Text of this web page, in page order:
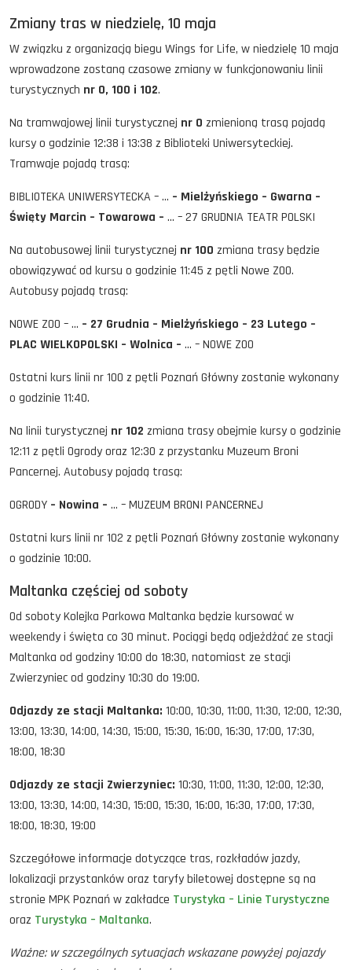
Zmiany tras w niedzielę, 10 maja
W związku z organizacją biegu Wings for Life, w niedzielę 10 maja
wprowadzone zostaną czasowe zmiany w funkcjonowaniu linii
turystycznych nr 0, 100 i 102.
Na tramwajowej linii turystycznej nr 0 zmienioną trasą pojadą
kursy o godzinie 12:38 i 13:38 z Biblioteki Uniwersyteckiej.
Tramwaje pojadą trasą:
BIBLIOTEKA UNIWERSYTECKA – … – Mielżyńskiego – Gwarna –
Święty Marcin – Towarowa – … – 27 GRUDNIA TEATR POLSKI
Na autobusowej linii turystycznej nr 100 zmiana trasy będzie
obowiązywać od kursu o godzinie 11:45 z pętli Nowe ZOO.
Autobusy pojadą trasą:
NOWE ZOO – … – 27 Grudnia – Mielżyńskiego – 23 Lutego –
PLAC WIELKOPOLSKI – Wolnica – … – NOWE ZOO
Ostatni kurs linii nr 100 z pętli Poznań Główny zostanie wykonany
o godzinie 11:40.
Na linii turystycznej nr 102 zmiana trasy obejmie kursy o godzinie
12:11 z pętli Ogrody oraz 12:30 z przystanku Muzeum Broni
Pancernej. Autobusy pojadą trasą:
OGRODY – Nowina – … – MUZEUM BRONI PANCERNEJ
Ostatni kurs linii nr 102 z pętli Poznań Główny zostanie wykonany
o godzinie 10:00.
Maltanka częściej od soboty
Od soboty Kolejka Parkowa Maltanka będzie kursować w
weekendy i święta co 30 minut. Pociągi będą odjeżdżać ze stacji
Maltanka od godziny 10:00 do 18:30, natomiast ze stacji
Zwierzyniec od godziny 10:30 do 19:00.
Odjazdy ze stacji Maltanka: 10:00, 10:30, 11:00, 11:30, 12:00, 12:30,
13:00, 13:30, 14:00, 14:30, 15:00, 15:30, 16:00, 16:30, 17:00, 17:30,
18:00, 18:30
Odjazdy ze stacji Zwierzyniec: 10:30, 11:00, 11:30, 12:00, 12:30,
13:00, 13:30, 14:00, 14:30, 15:00, 15:30, 16:00, 16:30, 17:00, 17:30,
18:00, 18:30, 19:00
Szczegółowe informacje dotyczące tras, rozkładów jazdy,
lokalizacji przystanków oraz taryfy biletowej dostępne są na
stronie MPK Poznań w zakładce Turystyka – Linie Turystyczne
oraz Turystyka – Maltanka.
Ważne: w szczególnych sytuacjach wskazane powyżej pojazdy